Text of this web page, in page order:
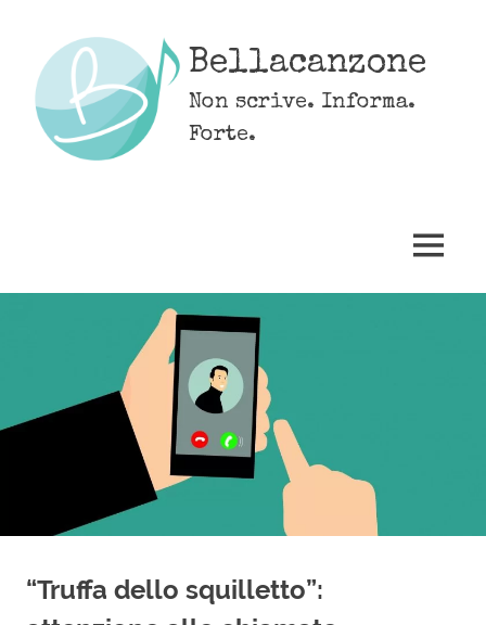
content
Bellacanzone
Non scrive. Informa.
Forte.
MENU
“Truffa dello squilletto”: